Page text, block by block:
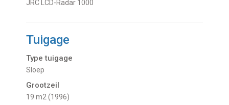
JRC LCD-Radar 1000
Tuigage
Type tuigage
Sloep
Grootzeil
19 m2 (1996)